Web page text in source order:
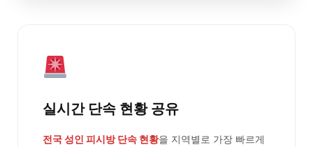
실시간 단속 현황 공유
전국 성인 피시방 단속 현황을 지역별로 가장 빠르게